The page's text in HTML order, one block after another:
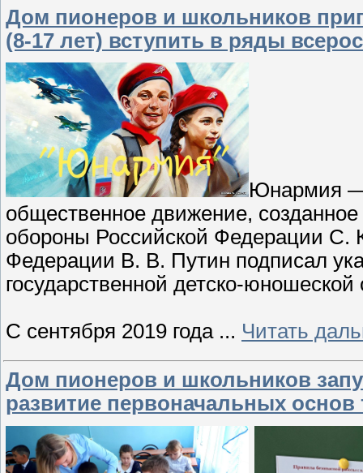
Дом пионеров и школьников
(8-17 лет) вступить в ряды
Юнармия —
общественное движение,
обороны Российской Федерации С.
Федерации В. В. Путин подписал
государственной детско-
С сентября 2019 года ... Читать
Дом пионеров и школьников
развитие первоначальных основ